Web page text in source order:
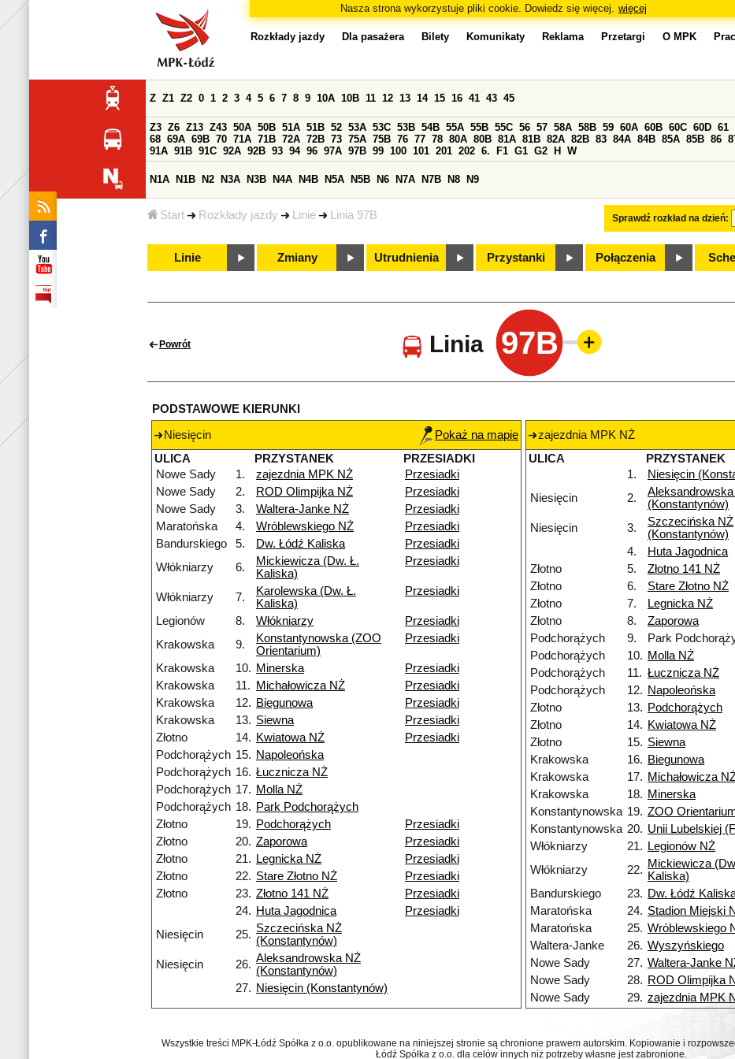
Nasza strona wykorzystuje pliki cookie. Dowiedz się więcej. więcej
Start Rozkłady jazdy Linie Linia 97B
Rozkłady jazdy Dla pasażera Bilety Komunikaty Reklama Przetargi O MPK
Sprawdź rozkład na dzień:
Z Z1 Z2 0 1 2 3 4 5 6 7 8 9 10A 10B 11 12 13 14 15 16 41 43 45
Z3 Z6 Z13 Z43 50A 50B 51A 51B 52 53A 53C 53B 54B 55A 55B 55C 56 57 58A 58B 59 60A 60B 60C 60D 61
68 69A 69B 70 71A 71B 72A 72B 73 75A 75B 76 77 78 80A 80B 81A 81B 82A 82B 83 84A 84B 85A 85B 86
91A 91B 91C 92A 92B 93 94 96 97A 97B 99 100 101 201 202 6. F1 G1 G2 H W
N1A N1B N2 N3A N3B N4A N4B N5A N5B N6 N7A N7B N8 N9
Linie Zmiany Utrudnienia Przystanki Połączenia
Powrót Linia 97B
PODSTAWOWE KIERUNKI
Niesięcin
Pokaż na mapie
ULICA
PRZYSTANEK
PRZESIADKI
Nowe Sady
1. zajezdnia MPK NŻ
Przesiadki
Nowe Sady
2. ROD Olimpijka NŻ
Przesiadki
Nowe Sady
3. Waltera-Janke NŻ
Przesiadki
Maratońska
4. Wróblewskiego NŻ
Przesiadki
Bandurskiego
5. Dw. Łódź Kaliska
Przesiadki
Włókniarzy
6.
Mickiewicza (Dw. Ł.
Kaliska)
Przesiadki
Włókniarzy 7.
Karolewska (Dw. Ł.
Kaliska)
Przesiadki
Legionów 8. Włókniarzy
Przesiadki
Krakowska
9.
Konstantynowska (ZOO
Orientarium)
Przesiadki
Krakowska 10. Minerska
Przesiadki
Krakowska
11. Michałowicza NŻ
Przesiadki
Krakowska
12. Biegunowa
Przesiadki
Krakowska
13. Siewna
Przesiadki
Złotno
14. Kwiatowa NŻ
Przesiadki
Podchorążych 15. Napoleońska
Podchorążych 16. Łucznicza NŻ
Podchorążych 17. Molla NŻ
Podchorążych 18. Park Podchorążych
Złotno
19. Podchorążych
Przesiadki
Złotno
20. Zaporowa
Przesiadki
Złotno
21. Legnicka NŻ
Przesiadki
Złotno
22. Stare Złotno NŻ
Przesiadki
Złotno
23. Złotno 141 NŻ
Przesiadki
24. Huta Jagodnica
Przesiadki
Niesięcin
25. Szczecińska NŻ
(Konstantynów)
Niesięcin
26. Aleksandrowska NŻ
(Konstantynów)
27. Niesięcin (Konstantynów)
zajezdnia MPK NŻ
ULICA
PRZYSTANEK
1.
Niesięcin
Niesięcin
2.
(Konstantynów)
Niesięcin
3.
Szczecińska NŻ
(Konstantynów)
4.
Huta Jagodnica
Złotno
5. Złotno 141 NŻ
Złotno
6. Stare Złotno NŻ
Złotno
7. Legnicka NŻ
Złotno
8. Zaporowa
Podchorążych
9.
Park
Podchorążych
10. Molla NŻ
Podchorążych
11. Łucznicza NŻ
Podchorążych
12. Napoleońska
Złotno
13. Podchorążych
Złotno
14. Kwiatowa NŻ
Złotno
15. Siewna
Krakowska
16. Biegunowa
Krakowska
17. Michałowicza
Krakowska
18. Minerska
Konstantynowska 19. ZOO
Konstantynowska 20. Unii Lubelskiej
Włókniarzy
21. Legionów NŻ
Włókniarzy
22. Mickiewicza
Kaliska)
Bandurskiego 23. Dw. Łódź
Maratońska
24. Stadion Miejski
Maratońska
25. Wróblewskiego
Waltera-Janke
26. Wyszyńskiego
Nowe Sady
27. Waltera-Janke
Nowe Sady
28. ROD Olimpijka
Nowe Sady
29. zajezdnia MPK
Wszystkie treści MPK-Łódź Spółka z o.o. opublikowane na niniejszej stronie są chronione prawem autorskim. Kopiowanie i
Łódź Spółka z o.o. dla celów innych niż potrzeby własne jest zabronione.